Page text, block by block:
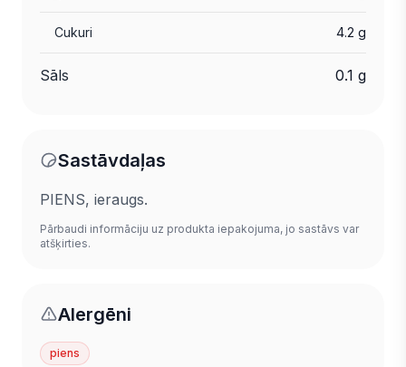
Cukuri 4.2 g
Sāls 0.1 g
Sastāvdaļas
PIENS, ieraugs.
Pārbaudi informāciju uz produkta iepakojuma, jo sastāvs var
atšķirties.
Alergēni
piens